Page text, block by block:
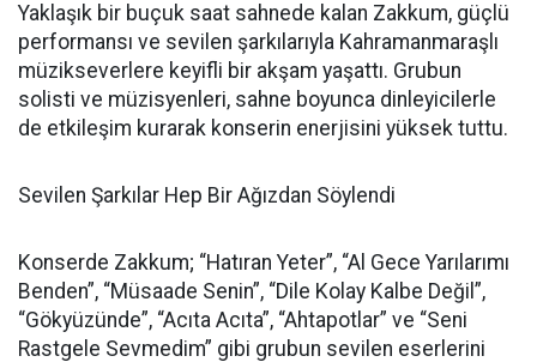
Yaklaşık bir buçuk saat sahnede kalan Zakkum, güçlü
performansı ve sevilen şarkılarıyla Kahramanmaraşlı
müzikseverlere keyifli bir akşam yaşattı. Grubun
solisti ve müzisyenleri, sahne boyunca dinleyicilerle
de etkileşim kurarak konserin enerjisini yüksek tuttu.
Sevilen Şarkılar Hep Bir Ağızdan Söylendi
Konserde Zakkum; “Hatıran Yeter”, “Al Gece Yarılarımı
Benden”, “Müsaade Senin”, “Dile Kolay Kalbe Değil”,
“Gökyüzünde”, “Acıta Acıta”, “Ahtapotlar” ve “Seni
Rastgele Sevmedim” gibi grubun sevilen eserlerini